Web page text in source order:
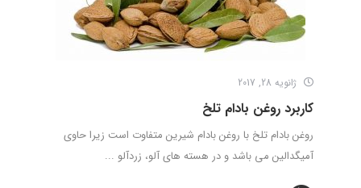
ژانویه 28, 2017
کاربرد روغن بادام تلخ
روغن بادام تلخ با روغن بادام شیرین متفاوت است زیرا حاوی
آمیگدالین می باشد و در هسته های آلو، زردآلو ...